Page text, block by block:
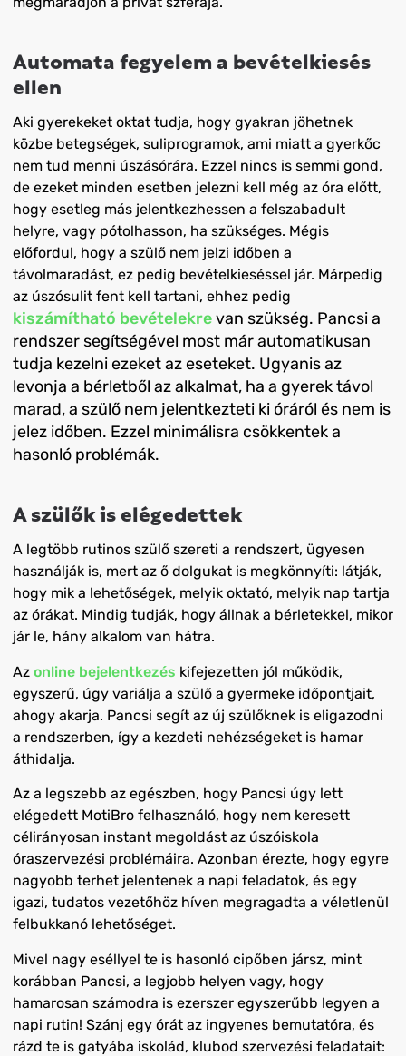
Automata fegyelem a bevételkiesés
ellen
Aki gyerekeket oktat tudja, hogy gyakran jöhetnek
közbe betegségek, suliprogramok, ami miatt a gyerkőc
nem tud menni úszásórára. Ezzel nincs is semmi gond,
de ezeket minden esetben jelezni kell még az óra előtt,
hogy esetleg más jelentkezhessen a felszabadult
helyre, vagy pótolhasson, ha szükséges. Mégis
előfordul, hogy a szülő nem jelzi időben a
távolmaradást, ez pedig bevételkieséssel jár. Márpedig
az úszósulit fent kell tartani, ehhez pedig
kiszámítható bevételekrevan szükség. Pancsi a
rendszer segítségével most már automatikusan
tudja kezelni ezeket az eseteket. Ugyanis az
levonja a bérletből az alkalmat, ha a gyerek távol
marad, a szülő nem jelentkezteti ki óráról és nem is
jelez időben. Ezzel minimálisra csökkentek a
hasonló problémák.
A szülők is elégedettek
A legtöbb rutinos szülő szereti a rendszert, ügyesen
használják is, mert az ő dolgukat is megkönnyíti: látják,
hogy mik a lehetőségek, melyik oktató, melyik nap tartja
az órákat. Mindig tudják, hogy állnak a bérletekkel, mikor
jár le, hány alkalom van hátra.
Az online bejelentkezés kifejezetten jól működik,
egyszerű, úgy variálja a szülő a gyermeke időpontjait,
ahogy akarja. Pancsi segít az új szülőknek is eligazodni
a rendszerben, így a kezdeti nehézségeket is hamar
áthidalja.
Az a legszebb az egészben, hogy Pancsi úgy lett
elégedett MotiBro felhasználó, hogy nem keresett
célirányosan instant megoldást az úszóiskola
óraszervezési problémáira. Azonban érezte, hogy egyre
nagyobb terhet jelentenek a napi feladatok, és egy
igazi, tudatos vezetőhöz híven megragadta a véletlenül
felbukkanó lehetőséget.
Mivel nagy eséllyel te is hasonló cipőben jársz, mint
korábban Pancsi, a legjobb helyen vagy, hogy
hamarosan számodra is ezerszer egyszerűbb legyen a
napi rutin! Szánj egy órát az ingyenes bemutatóra, és
rázd te is gatyába iskolád, klubod szervezési feladatait: